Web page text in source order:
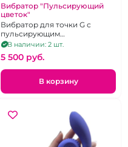
Вибратор "Пульсирующий
цветок"
Вибратор для точки G с
пульсирующим
клиторальным стим. в
ассотименте
В наличии: 2 шт.
5 500 pуб.
В корзину